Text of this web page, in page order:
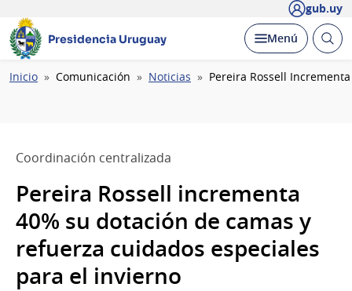
gub.uy
Presidencia Uruguay Desplegar
Menú Abrir
Ruta
Inicio Comunicación Noticias Pereira Rossell
Coordinación centralizada
Pereira Rossell incrementa
40% su dotación de camas y
refuerza cuidados especiales
para el invierno